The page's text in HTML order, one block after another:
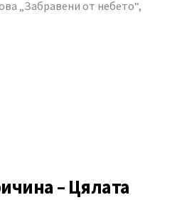
„Забравени от небето“,
– Цялата